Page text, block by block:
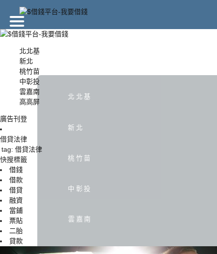
北北基
新北
桃竹苗
中彰投
雲嘉南
高高屏
北北基
新北
桃竹苗
中彰投
雲嘉南
高高屏
廣告刊登
借貸法律
tag: 借貸法律
快搜標籤
借錢
借款
借貸
融資
當鋪
票貼
二胎
貸款